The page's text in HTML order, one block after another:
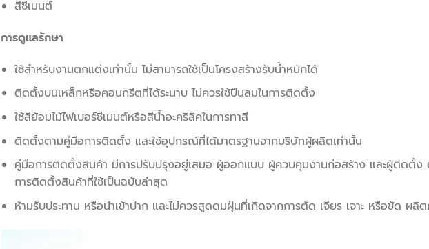
สีซีเมนต์
การดูแลรักษา
ใช้สำหรับงานตกแต่งเท่านั้น ไม่สามารถใช้เป็นโครงสร้างรับน้ำหนักได้
ติดตั้งบนเหล็กหรือคอนกรีตที่ได้ระนาบ ไม่ควรใช้ปืนลมในการติดตั้ง
ใช้สีย้อมไม้ไฟเบอร์ซีเมนต์หรือสีน้ำอะคริลิคในการทาสี
ติดตั้งตามคู่มือการติดตั้ง และใช้อุปกรณ์ที่ได้มาตรฐานจากบริษัทผู้ผลิตเท่านั้น
คู่มือการติดตั้งสินค้า มีการปรับปรุงอยู่เสมอ ผู้ออกแบบ ผู้ควบคุมงานก่อสร้าง และผู้ติดตั้ง
การติดตั้งสินค้าที่ใช้เป็นฉบับล่าสุด
ห้ามรับประทาน หรือนำเข้าปาก และไม่ควรสูดดมฝุ่นที่เกิดจากการตัด เจียร เจาะ หรือขัด ผ